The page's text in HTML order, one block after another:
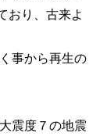
おり、古来よ
事から再生の
震度７の地震